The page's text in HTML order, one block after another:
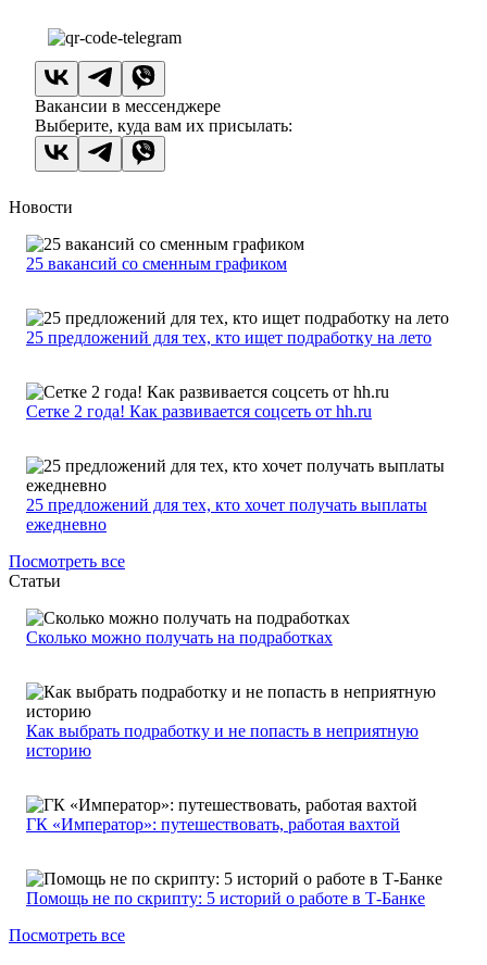
Вакансии в мессенджере
Выберите, куда вам их присылать:
Новости
25 вакансий со сменным графиком
25 предложений для тех, кто ищет подработку на лето
Сетке 2 года! Как развивается соцсеть от hh.ru
25 предложений для тех, кто хочет получать выплаты
ежедневно
Посмотреть все
Статьи
Сколько можно получать на подработках
Как выбрать подработку и не попасть в неприятную
историю
ГК «Император»: путешествовать, работая вахтой
Помощь не по скрипту: 5 историй о работе в Т-Банке
Посмотреть все